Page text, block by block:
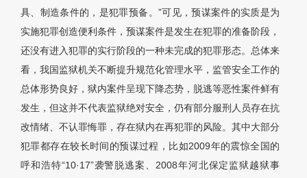
具、制造条件的，是犯罪预备。”可见，预谋案件的实质是为
实施犯罪创造便利条件，预谋案件是发生在犯罪的准备阶段，
还没有进入犯罪的实行阶段的一种未完成的犯罪形态。总体来
看，我国监狱机关不断提升规范化管理水平，监管安全工作的
总体形势良好，狱内案件呈现下降态势，脱逃等恶性案件鲜有
发生，但这并不代表监狱绝对安全，仍有部分服刑人员存在抗
改情绪、不认罪悔罪，存在狱内在再犯罪的风险。其中大部分
犯罪都存在较长时间的预谋过程，比如2009年的震惊全国的
呼和浩特“10·17”袭警脱逃案、2008年河北保定监狱越狱事